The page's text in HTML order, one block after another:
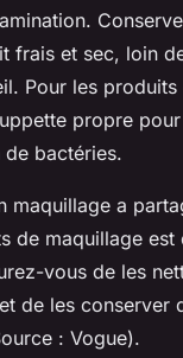
frais et sec, loin
Pour les produits
propre
bactéries.
maquillage a
de maquillage est
vous de les
de les conserver
: Vogue).